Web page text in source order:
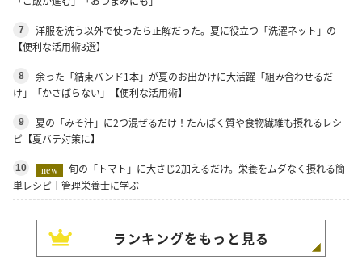
7
洋服を洗う以外で使ったら正解だった。夏に役立つ「洗濯ネット」の
【便利な活用術3選】
8
余った「結束バンド1本」が夏のお出かけに大活躍「組み合わせるだ
け」「かさばらない」【便利な活用術】
9
夏の「みそ汁」に2つ混ぜるだけ！たんぱく質や食物繊維も摂れるレシ
ピ【夏バテ対策に】
10 new
旬の「トマト」に大さじ2加えるだけ。栄養をムダなく摂れる簡
単レシピ｜管理栄養士に学ぶ
ランキングをもっと見る